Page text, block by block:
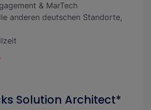
& MarTech
anderen deutschen Standorte,
Solution Architect*